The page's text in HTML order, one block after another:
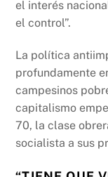
el interés
el control”.
La política
profundamente
campesinos
capitalismo
70, la clase
socialista a sus